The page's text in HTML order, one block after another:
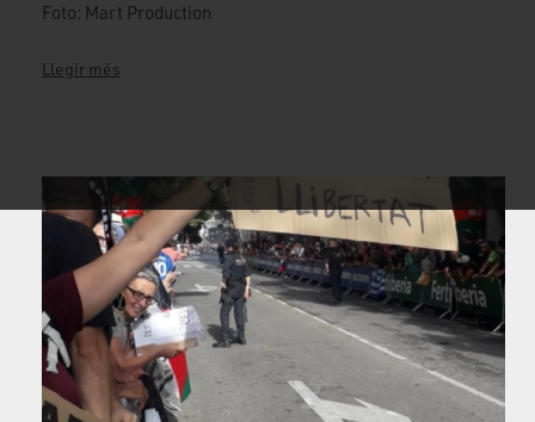
Foto: Mart Production
Llegir més